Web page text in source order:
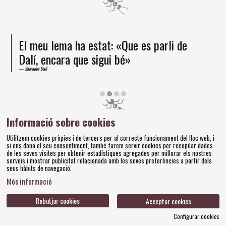
El meu lema ha estat: «Que es parli de
Dalí, encara que sigui bé»
Salvador Dalí
Figueres
Tel. 972 677 520 |amics@fundaciodali.org
Sitemap | Avís Legal
Contacteu | Bases concursos
Informació sobre cookies
Utilitzem cookies pròpies i de tercers per al correcte funcionament del lloc web, i
si ens dona el seu consentiment, també farem servir cookies per recopilar dades
de les seves visites per obtenir estadístiques agregades per millorar els nostres
serveis i mostrar publicitat relacionada amb les seves preferències a partir dels
seus hàbits de navegació.
Més informació
Acceptar cookies
Rebutjar cookies
Configurar cookies